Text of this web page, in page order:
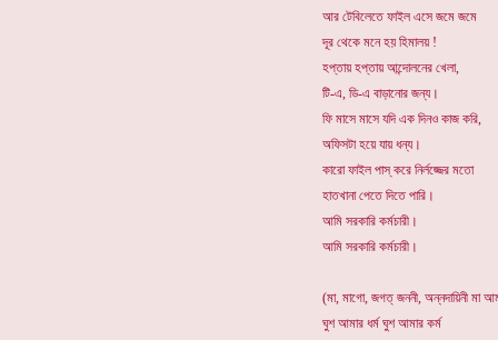
আর টেবিলেতে ফাইল এসে জমে জমে
দূর থেকে মনে হয় হিমালয় !
হপ্তায় হপ্তায় আন্দোলনের খেলা,
টি-এ, ডি-এ বাড়ানোর জন্য।
ফি মাসে মাসে যদি এক দিনও কাজ করি,
অফিসটা হয়ে যায় ধন্য।
কারো ফাইল পাস্ করে নির্লজ্জের মতো
হাতখানা পেতে দিতে পারি।
আমি সরকারি কর্মচারী।
আমি সরকারি কর্মচারী।
(মা, মাগো, জগত্ জননী, অন্নদায়িনী মা
ঘুশ আমার ধর্ম ঘুশ আমার কর্ম